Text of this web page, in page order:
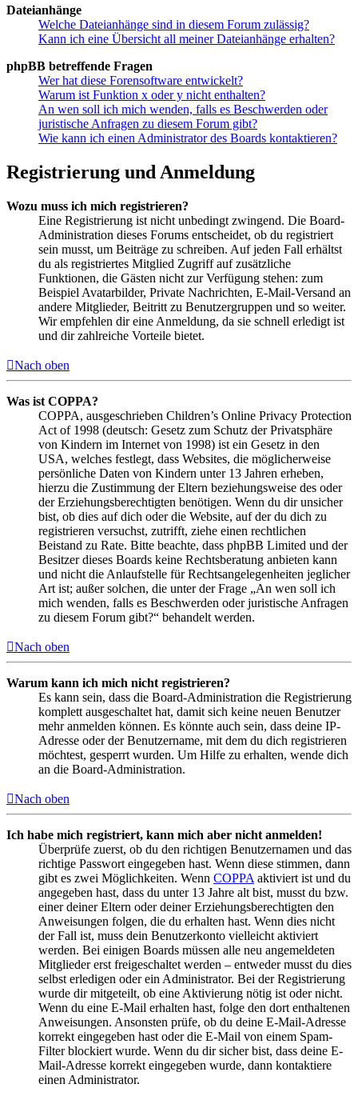
Dateianhänge
Welche Dateianhänge sind in diesem Forum zulässig?
Kann ich eine Übersicht all meiner Dateianhänge erhalten?
phpBB betreffende Fragen
Wer hat diese Forensoftware entwickelt?
Warum ist Funktion x oder y nicht enthalten?
An wen soll ich mich wenden, falls es Beschwerden oder
juristische Anfragen zu diesem Forum gibt?
Wie kann ich einen Administrator des Boards kontaktieren?
Registrierung und Anmeldung
Wozu muss ich mich registrieren?
Eine Registrierung ist nicht unbedingt zwingend. Die Board-
Administration dieses Forums entscheidet, ob du registriert
sein musst, um Beiträge zu schreiben. Auf jeden Fall erhältst
du als registriertes Mitglied Zugriff auf zusätzliche
Funktionen, die Gästen nicht zur Verfügung stehen: zum
Beispiel Avatarbilder, Private Nachrichten, E-Mail-Versand an
andere Mitglieder, Beitritt zu Benutzergruppen und so weiter.
Wir empfehlen dir eine Anmeldung, da sie schnell erledigt ist
und dir zahlreiche Vorteile bietet.
Nach oben
Was ist COPPA?
COPPA, ausgeschrieben Children’s Online Privacy Protection
Act of 1998 (deutsch: Gesetz zum Schutz der Privatsphäre
von Kindern im Internet von 1998) ist ein Gesetz in den
USA, welches festlegt, dass Websites, die möglicherweise
persönliche Daten von Kindern unter 13 Jahren erheben,
hierzu die Zustimmung der Eltern beziehungsweise des oder
der Erziehungsberechtigten benötigen. Wenn du dir unsicher
bist, ob dies auf dich oder die Website, auf der du dich zu
registrieren versuchst, zutrifft, ziehe einen rechtlichen
Beistand zu Rate. Bitte beachte, dass phpBB Limited und der
Besitzer dieses Boards keine Rechtsberatung anbieten kann
und nicht die Anlaufstelle für Rechtsangelegenheiten jeglicher
Art ist; außer solchen, die unter der Frage „An wen soll ich
mich wenden, falls es Beschwerden oder juristische Anfragen
zu diesem Forum gibt?“ behandelt werden.
Nach oben
Warum kann ich mich nicht registrieren?
Es kann sein, dass die Board-Administration die Registrierung
komplett ausgeschaltet hat, damit sich keine neuen Benutzer
mehr anmelden können. Es könnte auch sein, dass deine IP-
Adresse oder der Benutzername, mit dem du dich registrieren
möchtest, gesperrt wurden. Um Hilfe zu erhalten, wende dich
an die Board-Administration.
Nach oben
Ich habe mich registriert, kann mich aber nicht anmelden!
Überprüfe zuerst, ob du den richtigen Benutzernamen und das
richtige Passwort eingegeben hast. Wenn diese stimmen, dann
gibt es zwei Möglichkeiten. Wenn COPPA aktiviert ist und du
angegeben hast, dass du unter 13 Jahre alt bist, musst du bzw.
einer deiner Eltern oder deiner Erziehungsberechtigten den
Anweisungen folgen, die du erhalten hast. Wenn dies nicht
der Fall ist, muss dein Benutzerkonto vielleicht aktiviert
werden. Bei einigen Boards müssen alle neu angemeldeten
Mitglieder erst freigeschaltet werden – entweder musst du dies
selbst erledigen oder ein Administrator. Bei der Registrierung
wurde dir mitgeteilt, ob eine Aktivierung nötig ist oder nicht.
Wenn du eine E-Mail erhalten hast, folge den dort enthaltenen
Anweisungen. Ansonsten prüfe, ob du deine E-Mail-Adresse
korrekt eingegeben hast oder die E-Mail von einem Spam-
Filter blockiert wurde. Wenn du dir sicher bist, dass deine E-
Mail-Adresse korrekt eingegeben wurde, dann kontaktiere
einen Administrator.